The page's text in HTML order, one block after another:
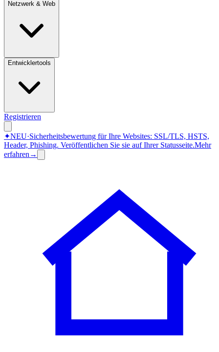
Netzwerk & Web
Entwicklertools
Registrieren
✦NEU·Sicherheitsbewertung für Ihre Websites: SSL/TLS, HSTS,
Header, Phishing. Veröffentlichen Sie sie auf Ihrer Statusseite.Mehr
erfahren →